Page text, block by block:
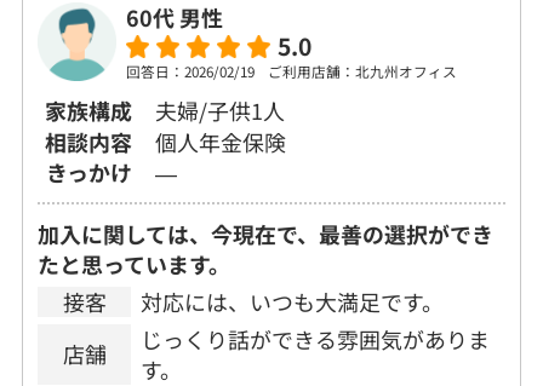
60代 男性
5.0
回答日：2026/02/19 ご利用店舗：北九州オフィス
家族構成
夫婦/子供1人
相談内容
個人年金保険
きっかけ
―
加入に関しては、今現在で、最善の選択ができ
たと思っています。
接客
対応には、いつも大満足です。
店舗
じっくり話ができる雰囲気がありま
す。